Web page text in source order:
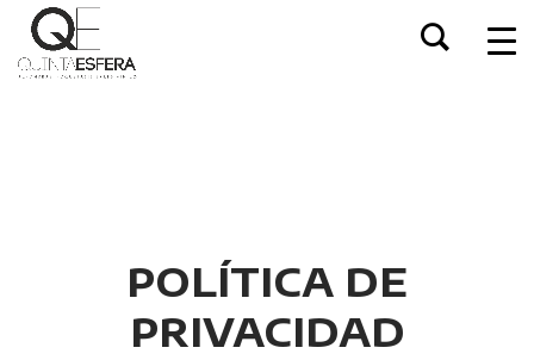
POLÍTICA DE
PRIVACIDAD